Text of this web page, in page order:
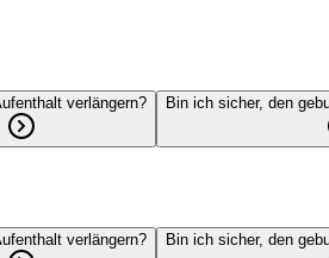
verlängern? Bin ich sicher, den
verlängern? Bin ich sicher, den